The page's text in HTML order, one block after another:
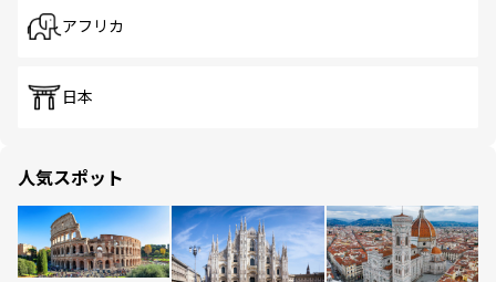
アフリカ
日本
人気スポット